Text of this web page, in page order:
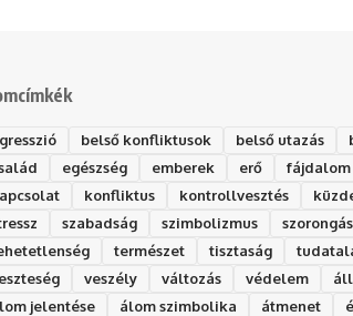
belső konfliktusok belső utazás
egészség emberek erő fájdalom
konfliktus kontrollvesztés
szabadság szimbolizmus szorongás
természet tisztaság
veszély változás védelem
jelentése
álom szimbolika átmenet